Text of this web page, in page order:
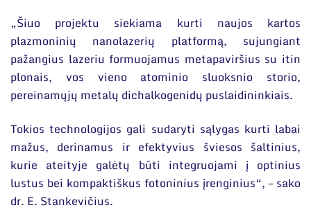
„Šiuo projektu siekiama kurti naujos kartos
plazmoninių nanolazerių platformą, sujungiant
pažangius lazeriu formuojamus metapaviršius su itin
plonais, vos vieno atominio sluoksnio storio,
pereinamųjų metalų dichalkogenidų puslaidininkiais.
Tokios technologijos gali sudaryti sąlygas kurti labai
mažus, derinamus ir efektyvius šviesos šaltinius,
kurie ateityje galėtų būti integruojami į optinius
lustus bei kompaktiškus fotoninius įrenginius“, – sako
dr. E. Stankevičius.